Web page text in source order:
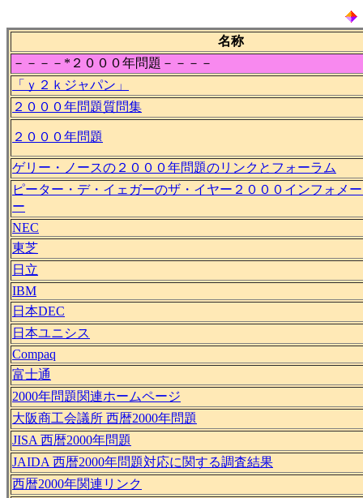
名称
－－－－*２０００年問題－－－－
「ｙ２ｋジャパン」
２０００年問題質問集
２０００年問題
ゲリー・ノースの２０００年問題のリンクとフォーラム
ピーター・デ・イェガーのザ・イヤー２０００インフォメ
ー
NEC
東芝
日立
IBM
日本DEC
日本ユニシス
Compaq
富士通
2000年問題関連ホームページ
大阪商工会議所 西暦2000年問題
JISA 西暦2000年問題
JAIDA 西暦2000年問題対応に関する調査結果
西暦2000年関連リンク